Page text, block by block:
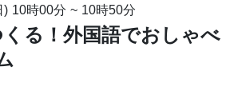
) 10時00分 ~ 10時50分
る！外国語でおしゃべ